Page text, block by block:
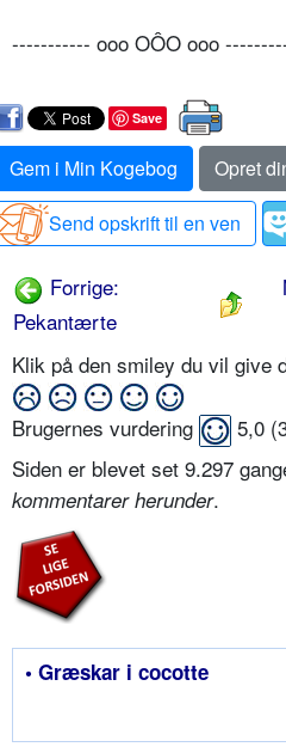
----------- ooo OÔO ooo
Save
Gem i Min Kogebog
Opret
Send opskrift til en ven
Forrige:
Pekantærte
Klik på den smiley du vil give
Brugernes vurdering 5,0 (
Siden er blevet set 9.297
kommentarer herunder.
• Græskar i cocotte